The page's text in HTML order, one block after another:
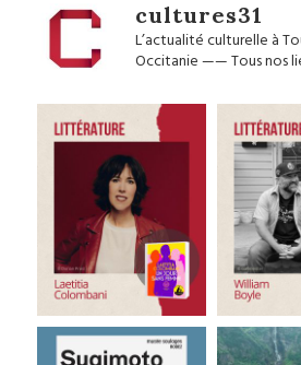
cultures31
L’actualité culturelle à
Occitanie——Tous nos